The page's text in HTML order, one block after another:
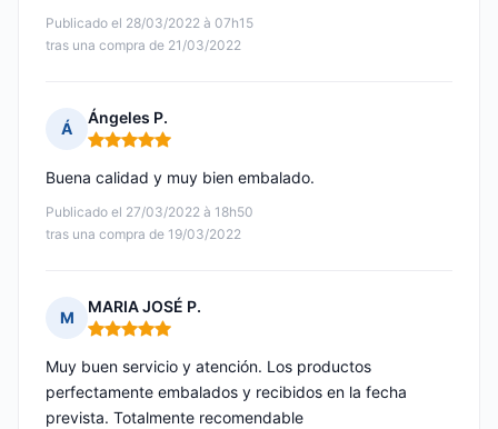
Publicado el 28/03/2022 à 07h15
tras una compra de 21/03/2022
Á
Ángeles P.
Nota: 5 de 5
Publicado el 27/03/2022 à 18h50
tras una compra de 19/03/2022
Buena calidad y muy bien embalado.
M
MARIA JOSÉ P.
Nota: 5 de 5
Muy buen servicio y atención. Los productos
perfectamente embalados y recibidos en la fecha
prevista. Totalmente recomendable